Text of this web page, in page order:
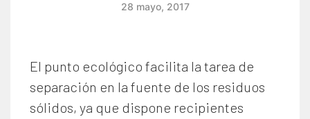
28 mayo, 2017
El punto ecológico facilita la tarea de
separación en la fuente de los residuos
sólidos, ya que dispone recipientes